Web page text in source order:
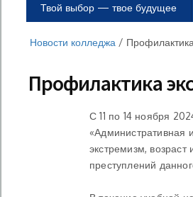
Твой выбор — твое будущее
Новости колледжа /
Профилактика
С 11 по 14 ноября
«Административная
экстремизм,
преступлений